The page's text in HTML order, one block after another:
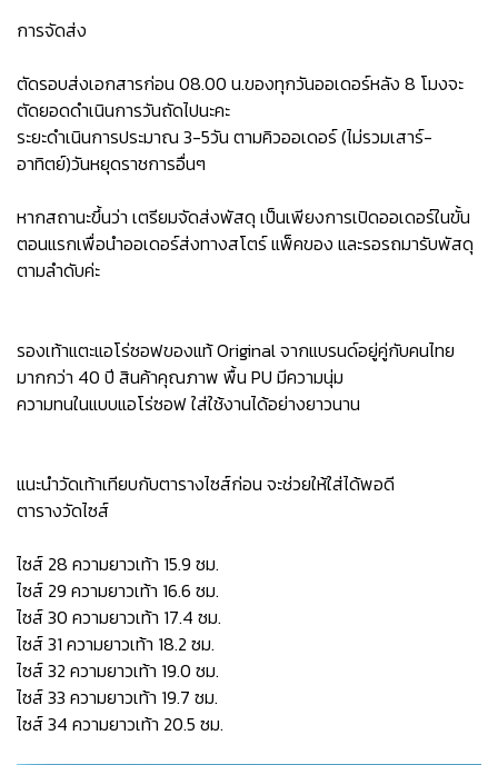
การจัดส่ง
ตัดรอบส่งเอกสารก่อน 08.00 น.ของทุกวันออเดอร์หลัง 8 โมงจะ
ตัดยอดดำเนินการวันถัดไปนะคะ
ระยะดำเนินการประมาณ 3-5วัน ตามคิวออเดอร์ (ไม่รวมเสาร์-
อาทิตย์)วันหยุดราชการอื่นๆ
หากสถานะขึ้นว่า เตรียมจัดส่งพัสดุ เป็นเพียงการเปิดออเดอร์ในขั้น
ตอนแรกเพื่อนำออเดอร์ส่งทางสโตร์ แพ็คของ และรอรถมารับพัสดุ
ตามลำดับค่ะ
รองเท้าแตะแอโร่ซอฟของแท้ Original จากแบรนด์อยู่คู่กับคนไทย
มากกว่า 40 ปี สินค้าคุณภาพ พื้น PU มีความนุ่ม
ความทนในแบบแอโร่ซอฟ ใส่ใช้งานได้อย่างยาวนาน
แนะนำวัดเท้าเทียบกับตารางไซส์ก่อน จะช่วยให้ใส่ได้พอดี
ตารางวัดไซส์
ไซส์ 28 ความยาวเท้า 15.9 ซม.
ไซส์ 29 ความยาวเท้า 16.6 ซม.
ไซส์ 30 ความยาวเท้า 17.4 ซม.
ไซส์ 31 ความยาวเท้า 18.2 ซม.
ไซส์ 32 ความยาวเท้า 19.0 ซม.
ไซส์ 33 ความยาวเท้า 19.7 ซม.
ไซส์ 34 ความยาวเท้า 20.5 ซม.